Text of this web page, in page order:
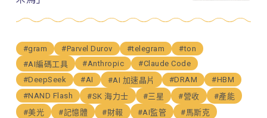
#gram #Parvel Durov #telegram
#ton
#AI編碼工具
#Anthropic
#Claude Code
#DeepSeek
#AI #AI 加速晶片 #DRAM
#HBM
#NAND Flash
#SK 海力士 #三星 #營收
#產能
#美光
#記憶體 #財報 #AI監管
#馬斯克